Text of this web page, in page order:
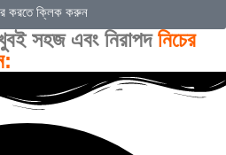
করতে ক্লিক করুন
সহজ এবং নিরাপদনিচের